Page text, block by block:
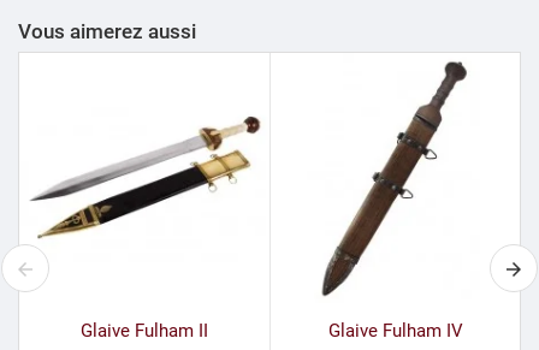
Vous aimerez aussi
Glaive Fulham II Glaive Fulham IV